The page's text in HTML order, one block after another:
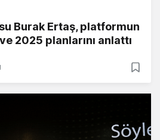
Burak Ertaş, platformun
2025 planlarını anlattı